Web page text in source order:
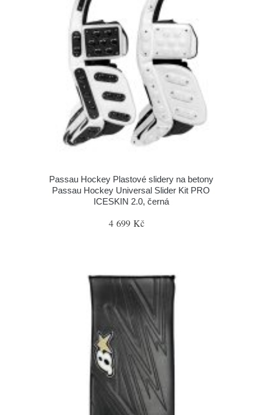
Passau Hockey Plastové slidery na betony
Passau Hockey Universal Slider Kit PRO
ICESKIN 2.0, černá
4 699 Kč